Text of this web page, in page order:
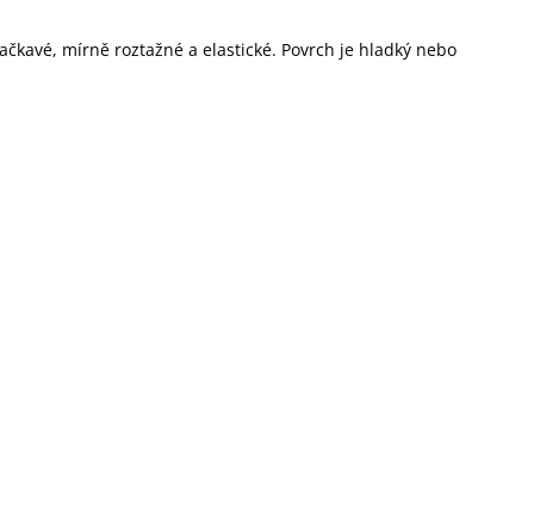
mírně roztažné a elastické. Povrch je hladký nebo